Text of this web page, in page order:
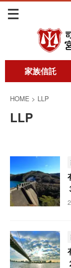
家族信託
HOME > LLP
LLP